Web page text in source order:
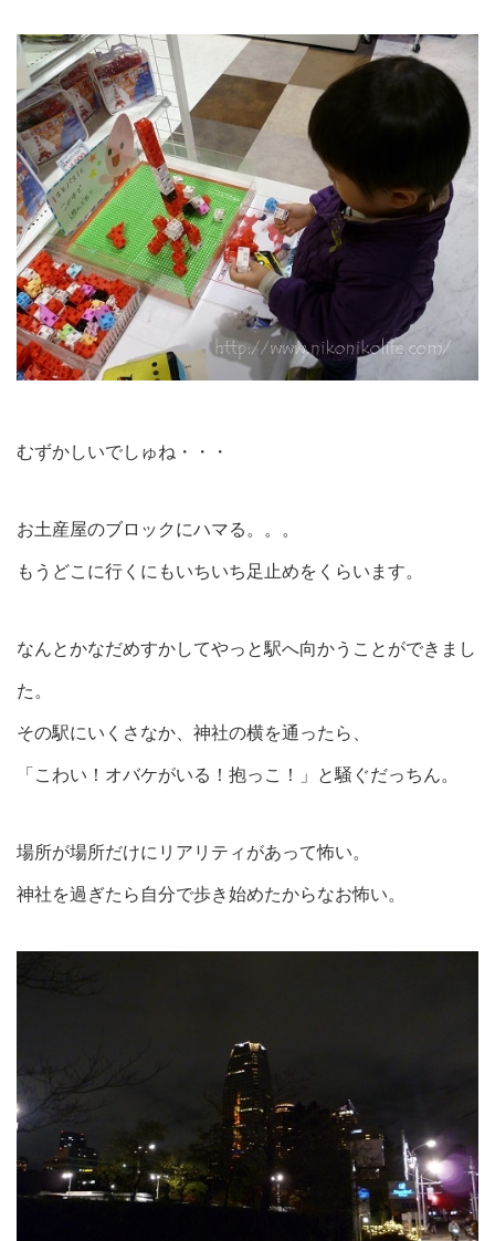
むずかしいでしゅね・・・
お土産屋のブロックにハマる。。。
もうどこに行くにもいちいち足止めをくらいます。
なんとかなだめすかしてやっと駅へ向かうことができまし
た。
その駅にいくさなか、神社の横を通ったら、
「こわい！オバケがいる！抱っこ！」と騒ぐだっちん。
場所が場所だけにリアリティがあって怖い。
神社を過ぎたら自分で歩き始めたからなお怖い。